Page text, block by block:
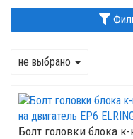
не выбрано
Болт головки блока к-